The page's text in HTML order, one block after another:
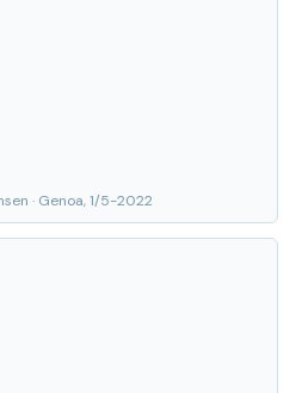
· Genoa, 1/5-2022